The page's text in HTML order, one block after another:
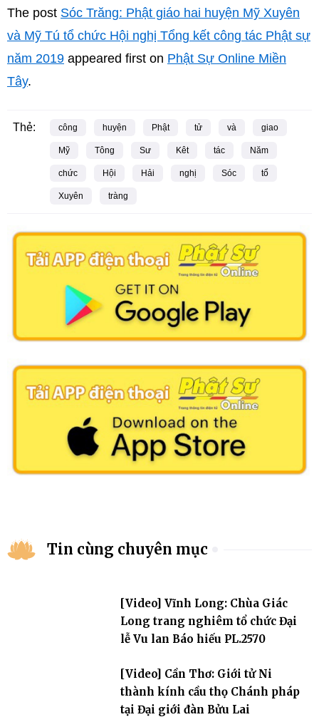
The post Sóc Trăng: Phật giáo hai huyện Mỹ Xuyên
và Mỹ Tú tổ chức Hội nghị Tổng kết công tác Phật sự
năm 2019 appeared first on Phật Sự Online Miền
Tây.
Thẻ: công huyện Phật tử và giao
Mỹ Tông Sư Kêt tác Năm
chức Hội Hải nghị Sóc tổ
Xuyên tràng
Tin cùng chuyên mục
[Video] Vĩnh Long: Chùa Giác
Long trang nghiêm tổ chức Đại
lễ Vu lan Báo hiếu PL.2570
[Video] Cần Thơ: Giới tử Ni
thành kính cầu thọ Chánh pháp
tại Đại giới đàn Bửu Lai